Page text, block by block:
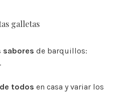
galletas
sabores de barquillos:
todos en casa y variar los